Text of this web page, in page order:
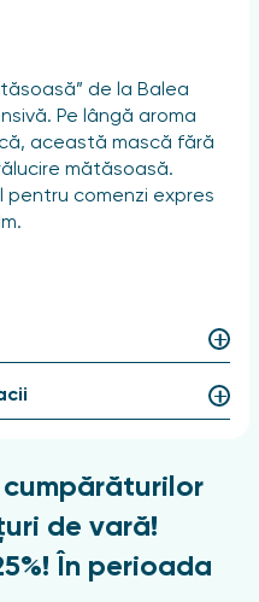
de la Balea
Pe lângă aroma
această mască fără
mătăsoasă.
comenzi expres
Balea „Strălucire
ml
de vară!
În perioada